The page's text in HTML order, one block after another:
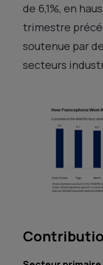
de 6,1%, en
trimestre
soutenue par
secteurs